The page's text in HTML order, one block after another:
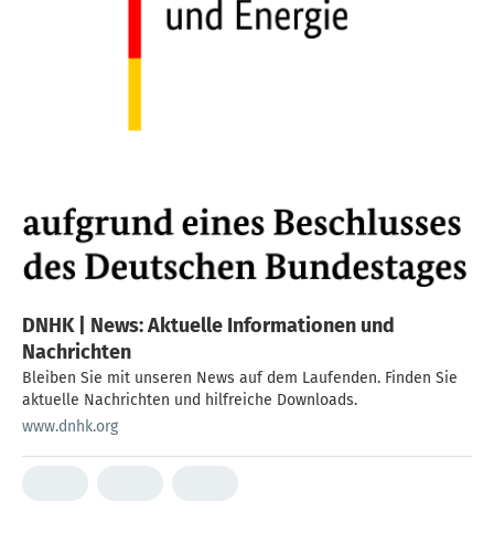
DNHK | News: Aktuelle Informationen und
Nachrichten
Bleiben Sie mit unseren News auf dem Laufenden. Finden Sie
aktuelle Nachrichten und hilfreiche Downloads.
www.dnhk.org